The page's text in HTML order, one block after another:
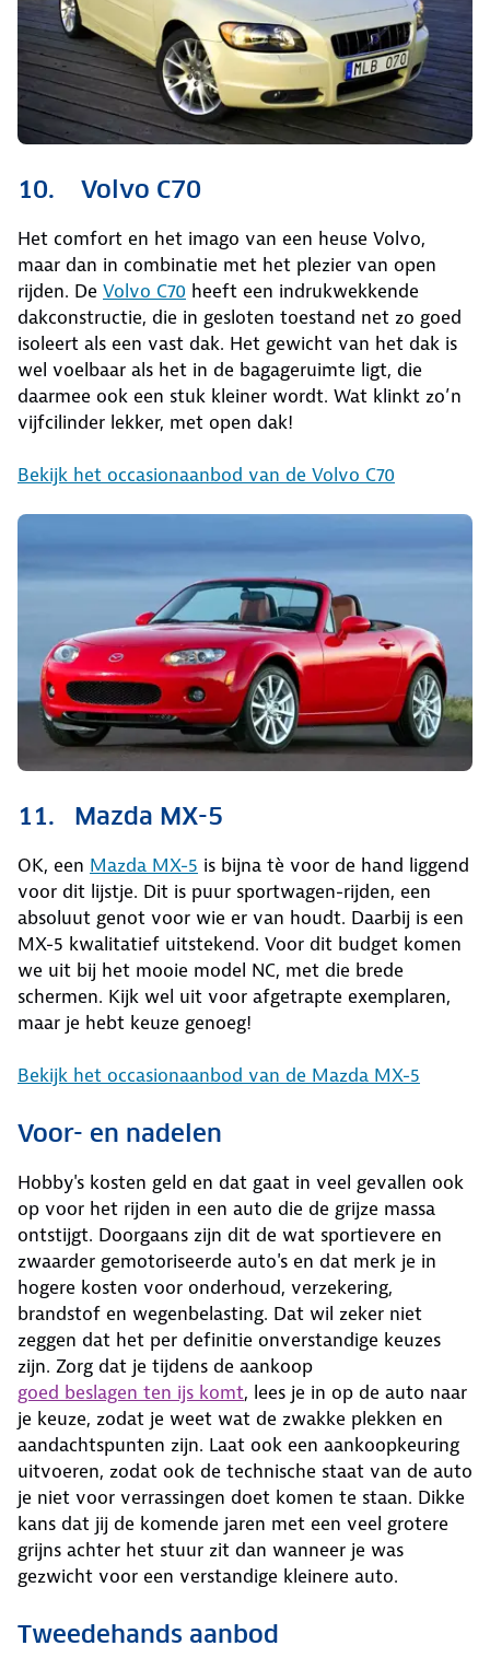
10. Volvo C70
Het comfort en het imago van een heuse Volvo,
maar dan in combinatie met het plezier van open
rijden. De Volvo C70 heeft een indrukwekkende
dakconstructie, die in gesloten toestand net zo goed
isoleert als een vast dak. Het gewicht van het dak is
wel voelbaar als het in de bagageruimte ligt, die
daarmee ook een stuk kleiner wordt. Wat klinkt zo’n
vijfcilinder lekker, met open dak!
Bekijk het occasionaanbod van de Volvo C70
11. Mazda MX-5
OK, een Mazda MX-5 is bijna tè voor de hand liggend
voor dit lijstje. Dit is puur sportwagen-rijden, een
absoluut genot voor wie er van houdt. Daarbij is een
MX-5 kwalitatief uitstekend. Voor dit budget komen
we uit bij het mooie model NC, met die brede
schermen. Kijk wel uit voor afgetrapte exemplaren,
maar je hebt keuze genoeg!
Bekijk het occasionaanbod van de Mazda MX-5
Voor- en nadelen
Hobby's kosten geld en dat gaat in veel gevallen ook
op voor het rijden in een auto die de grijze massa
ontstijgt. Doorgaans zijn dit de wat sportievere en
zwaarder gemotoriseerde auto's en dat merk je in
hogere kosten voor onderhoud, verzekering,
brandstof en wegenbelasting. Dat wil zeker niet
zeggen dat het per definitie onverstandige keuzes
zijn. Zorg dat je tijdens de aankoop
goed beslagen ten ijs komt, lees je in op de auto naar
je keuze, zodat je weet wat de zwakke plekken en
aandachtspunten zijn. Laat ook een aankoopkeuring
uitvoeren, zodat ook de technische staat van de auto
je niet voor verrassingen doet komen te staan. Dikke
kans dat jij de komende jaren met een veel grotere
grijns achter het stuur zit dan wanneer je was
gezwicht voor een verstandige kleinere auto.
Tweedehands aanbod